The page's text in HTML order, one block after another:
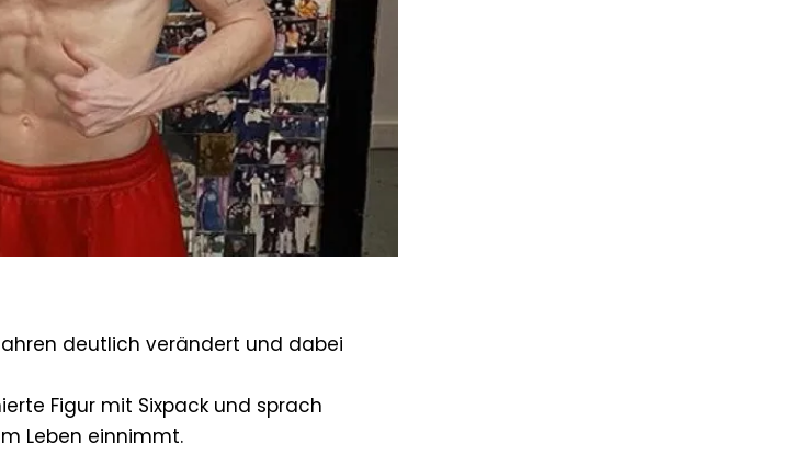
deutlich verändert und dabei
Figur mit Sixpack und sprach
Leben einnimmt.